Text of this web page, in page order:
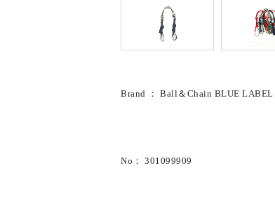
Brand ： Ball＆Chain BLUE LABEL
No： 301099909